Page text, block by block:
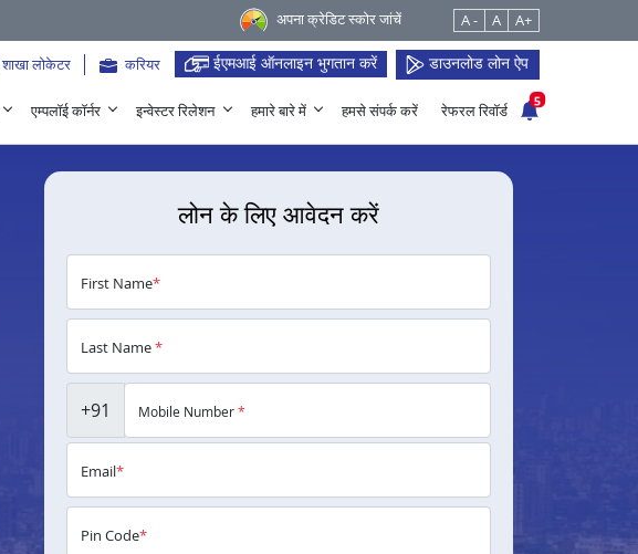
अपना क्रेडिट स्कोर जांचें A - A A+
शाखा लोकेटर करियर ईएमआई ऑनलाइन भुगतान करें डाउनलोड लोन ऐप
एम्पलॉई कॉर्नर इन्वेस्टर रिलेशन हमारे बारे में हमसे संपर्क करें रेफरल रिवॉर्ड
5
लोन के लिए आवेदन करें
First Name*
Last Name*
+91 Mobile Number*
Email*
Pin Code*